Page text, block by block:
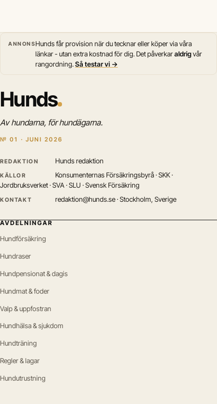
ANNONSHunds får provision när du tecknar eller köper via våra
länkar - utan extra kostnad för dig. Det påverkaraldrigvår
rangordning.Så testar vi →
Hunds
Av hundarna, för hundägarna.
№ 01 · JUNI 2026
REDAKTION Hunds redaktion
KÄLLOR
Konsumenternas Försäkringsbyrå · SKK ·
Jordbruksverket · SVA · SLU · Svensk Försäkring
KONTAKT redaktion@hunds.se · Stockholm, Sverige
AVDELNINGAR
Hundförsäkring
Hundraser
Hundpensionat & dagis
Hundmat & foder
Valp & uppfostran
Hundhälsa & sjukdom
Hundträning
Regler & lagar
Hundutrustning